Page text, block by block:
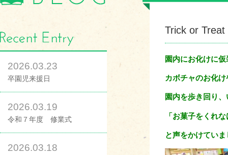
2026.03.23
卒園児来援日
2026.03.19
令和７年度 修業式
2026.03.18
Trick or Treat
園内にお化けに
カボチャのお化
園内を歩き回り、
「お菓子をくれ
と声をかけてい